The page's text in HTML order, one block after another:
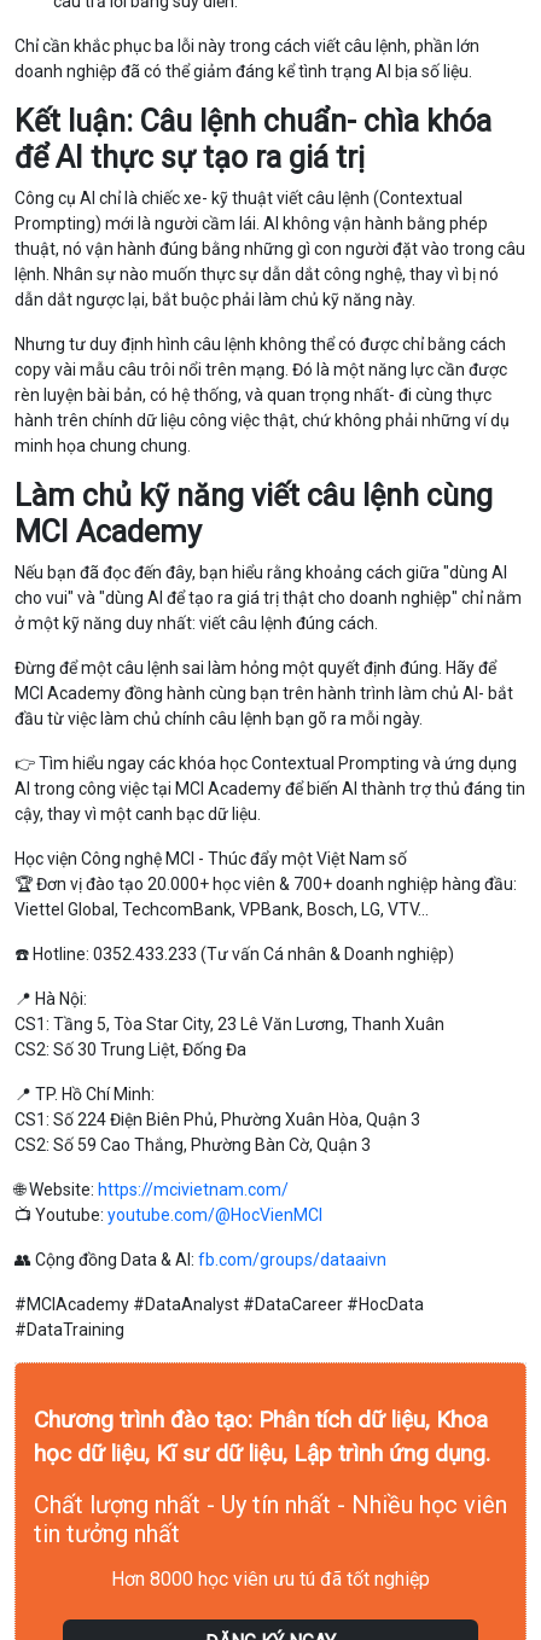
Chỉ cần khắc phục ba lỗi này trong cách viết câu lệnh, phần lớn
doanh nghiệp đã có thể giảm đáng kể tình trạng AI bịa số liệu.
Kết luận: Câu lệnh chuẩn- chìa khóa
để AI thực sự tạo ra giá trị
Công cụ AI chỉ là chiếc xe- kỹ thuật viết câu lệnh (Contextual
Prompting) mới là người cầm lái. AI không vận hành bằng phép
thuật, nó vận hành đúng bằng những gì con người đặt vào trong câu
lệnh. Nhân sự nào muốn thực sự dẫn dắt công nghệ, thay vì bị nó
dẫn dắt ngược lại, bắt buộc phải làm chủ kỹ năng này.
Nhưng tư duy định hình câu lệnh không thể có được chỉ bằng cách
copy vài mẫu câu trôi nổi trên mạng. Đó là một năng lực cần được
rèn luyện bài bản, có hệ thống, và quan trọng nhất- đi cùng thực
hành trên chính dữ liệu công việc thật, chứ không phải những ví dụ
minh họa chung chung.
Làm chủ kỹ năng viết câu lệnh cùng
MCI Academy
Nếu bạn đã đọc đến đây, bạn hiểu rằng khoảng cách giữa "dùng AI
cho vui" và "dùng AI để tạo ra giá trị thật cho doanh nghiệp" chỉ nằm
ở một kỹ năng duy nhất: viết câu lệnh đúng cách.
Đừng để một câu lệnh sai làm hỏng một quyết định đúng. Hãy để
MCI Academy đồng hành cùng bạn trên hành trình làm chủ AI- bắt
đầu từ việc làm chủ chính câu lệnh bạn gõ ra mỗi ngày.
👉 Tìm hiểu ngay các khóa học Contextual Prompting và ứng dụng
AI trong công việc tại MCI Academy để biến AI thành trợ thủ đáng tin
cậy, thay vì một canh bạc dữ liệu.
Học viện Công nghệ MCI - Thúc đẩy một Việt Nam số
🏆 Đơn vị đào tạo 20.000+ học viên & 700+ doanh nghiệp hàng đầu:
Viettel Global, TechcomBank, VPBank, Bosch, LG, VTV...
☎️ Hotline: 0352.433.233 (Tư vấn Cá nhân & Doanh nghiệp)
📍 Hà Nội:
CS1: Tầng 5, Tòa Star City, 23 Lê Văn Lương, Thanh Xuân
CS2: Số 30 Trung Liệt, Đống Đa
📍 TP. Hồ Chí Minh:
CS1: Số 224 Điện Biên Phủ, Phường Xuân Hòa, Quận 3
CS2: Số 59 Cao Thắng, Phường Bàn Cờ, Quận 3
🌐 Website: https://mcivietnam.com/
📺 Youtube: youtube.com/@HocVienMCI
👥 Cộng đồng Data & AI: fb.com/groups/dataaivn
#MCIAcademy #DataAnalyst #DataCareer #HocData
#DataTraining
Chương trình đào tạo: Phân tích dữ liệu, Khoa
học dữ liệu, Kĩ sư dữ liệu, Lập trình ứng dụng.
Chất lượng nhất - Uy tín nhất - Nhiều học viên
tin tưởng nhất
Hơn 8000 học viên ưu tú đã tốt nghiệp